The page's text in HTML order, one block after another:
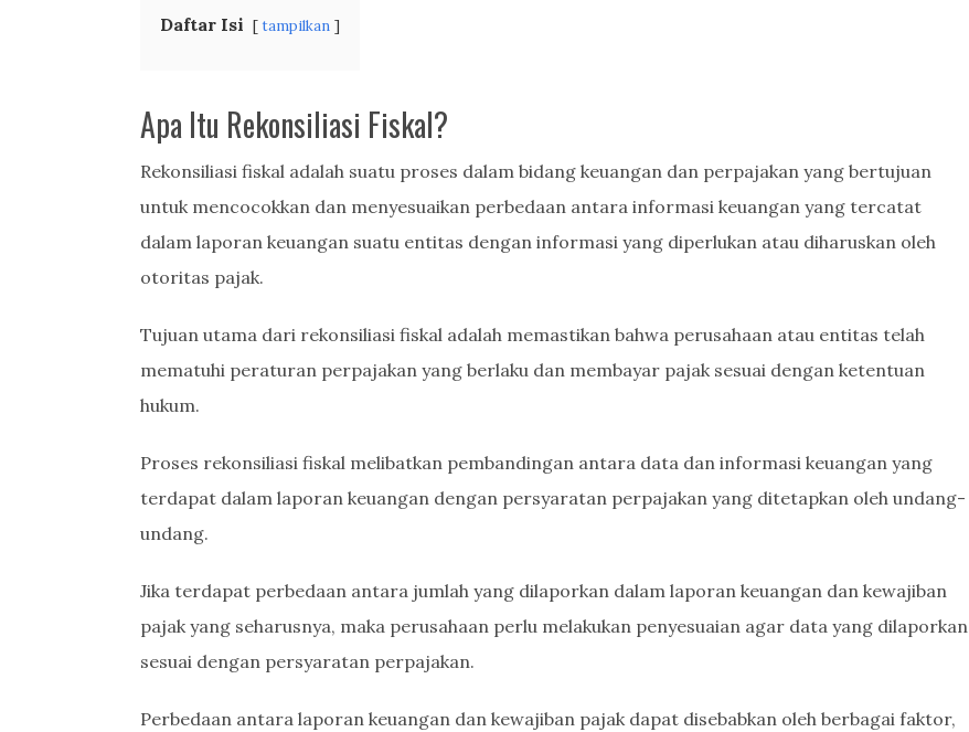
Daftar Isi tampilkan
Apa Itu Rekonsiliasi Fiskal?
Rekonsiliasi fiskal adalah suatu proses dalam bidang keuangan dan perpajakan yang bertujuan
untuk mencocokkan dan menyesuaikan perbedaan antara informasi keuangan yang tercatat
dalam laporan keuangan suatu entitas dengan informasi yang diperlukan atau diharuskan oleh
otoritas pajak.
Tujuan utama dari rekonsiliasi fiskal adalah memastikan bahwa perusahaan atau entitas telah
mematuhi peraturan perpajakan yang berlaku dan membayar pajak sesuai dengan ketentuan
hukum.
Proses rekonsiliasi fiskal melibatkan pembandingan antara data dan informasi keuangan yang
terdapat dalam laporan keuangan dengan persyaratan perpajakan yang ditetapkan oleh undang-
undang.
Jika terdapat perbedaan antara jumlah yang dilaporkan dalam laporan keuangan dan kewajiban
pajak yang seharusnya, maka perusahaan perlu melakukan penyesuaian agar data yang dilaporkan
sesuai dengan persyaratan perpajakan.
Perbedaan antara laporan keuangan dan kewajiban pajak dapat disebabkan oleh berbagai faktor,